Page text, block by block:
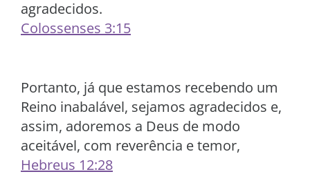
agradecidos.
Colossenses 3:15
Portanto, já que estamos recebendo um
Reino inabalável, sejamos agradecidos e,
assim, adoremos a Deus de modo
aceitável, com reverência e temor,
Hebreus 12:28